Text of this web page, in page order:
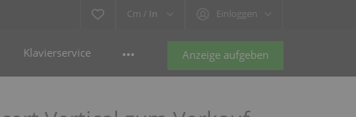
Cm / In Einloggen
Anzeige aufgeben
Klavierservice